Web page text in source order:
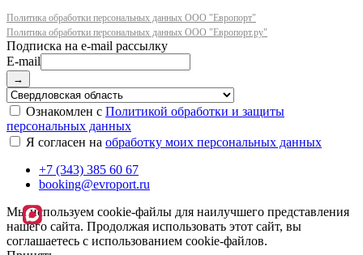
Политика обработки персональных данных ООО "Европорт"
Политика обработки персональных данных ООО "Европорт.ру"
E-mail
→
Ознакомлен с Политикой обработки и защиты
персональных данных
Я согласен на обработку моих персональных данных
+7 (343) 385 60 67
booking@evroport.ru
Мы используем cookie-файлы для наилучшего представления
нашего сайта. Продолжая использовать этот сайт, вы
соглашаетесь с использованием cookie-файлов.